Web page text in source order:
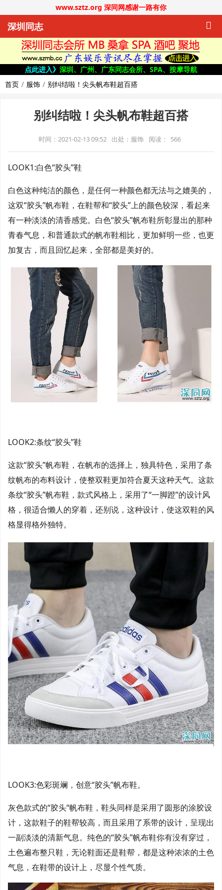
www.sztz.org 深同网感谢一路有你
深圳同志
点此进入》 深圳、广州、广东同志会所、SPA、按摩导航
首页
服饰 别纠结啦！尖头帆布鞋超百搭
别纠结啦！尖头帆布鞋超百搭
时间：2021-02-13 09:52 出处：服饰 阅读： 566
LOOK1:白色“胶头”鞋
白色这种纯洁的颜色，是任何一种颜色都无法与之媲美的，
这双“胶头”帆布鞋，在鞋帮和“胶头”上的颜色较深，看起来
有一种淡淡的清香感觉。白色“胶头”帆布鞋所彰显出的那种
青春气息，和普通款式的帆布鞋相比，更加鲜明一些，也更
加复古，而且回忆起来，全部都是美好的。
LOOK2:条纹“胶头”鞋
这款“胶头”帆布鞋，在帆布的选择上，独具特色，采用了条
纹帆布的布料设计，使整双鞋更加符合夏天这种天气。这款
条纹“胶头”帆布鞋，款式风格上，采用了“一脚蹬”的设计风
格，很适合懒人的穿着，还别说，这种设计，使这双鞋的风
格显得格外独特。
LOOK3:色彩斑斓，创意“胶头”帆布鞋。
灰色款式的“胶头“帆布鞋，鞋头同样是采用了圆形的涂胶设
计，这款鞋子的鞋帮较高，而且采用了系带的设计，呈现出
一副淡淡的清新气息。纯色的“胶头”帆布鞋你有没有穿过，
土色遍布整只鞋，无论鞋面还是鞋帮，都是这种浓浓的土色
气息，在鞋带的设计上，尽显个性气质。